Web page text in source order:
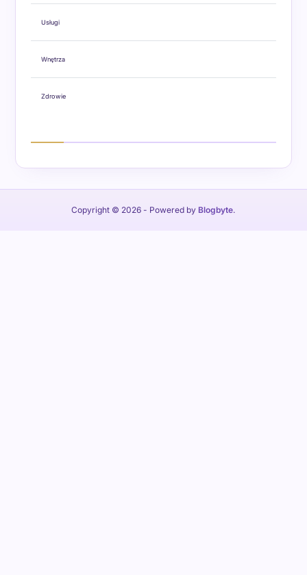
Usługi
Wnętrza
Zdrowie
Copyright © 2026 - Powered by Blogbyte.